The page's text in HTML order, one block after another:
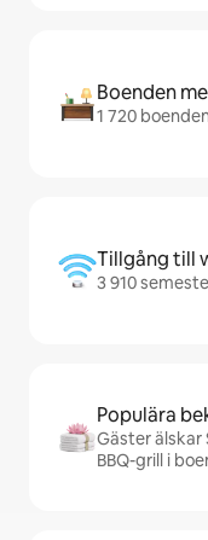
Boenden
1 720
Tillgång till
3 910
Populära
Gäster älskar
BBQ-grill i